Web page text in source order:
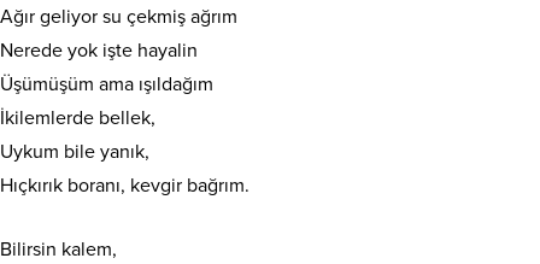
Ağır geliyor su çekmiş ağrım
Nerede yok işte hayalin
Üşümüşüm ama ışıldağım
İkilemlerde bellek,
Uykum bile yanık,
Hıçkırık boranı, kevgir bağrım.
Bilirsin kalem,